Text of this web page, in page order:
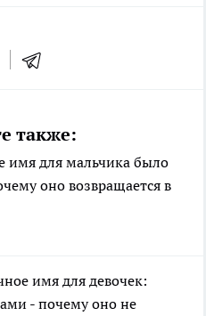
также:
имя для мальчика было
оно возвращается в
имя для девочек:
- почему оно не